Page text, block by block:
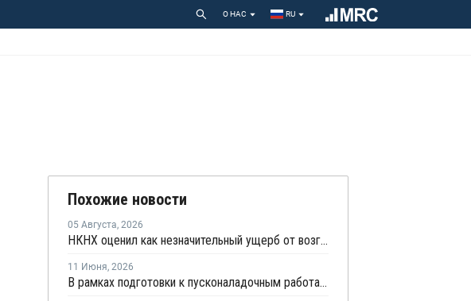
О НАС RU
Похожие новости
05 Августа, 2026
НКНХ оценил как незначительный ущерб от возгорания на линии полистирола
11 Июня, 2026
В рамках подготовки к пусконаладочным работам АГХК запустил факел установки пиролиза